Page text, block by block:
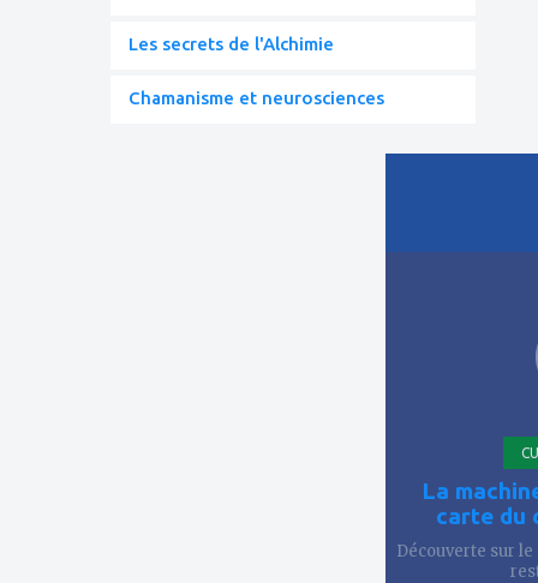
Les secrets de l'Alchimie
Chamanisme et neurosciences
La
carte du
Découverte sur